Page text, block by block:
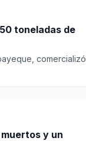
toneladas de
comercializó
y un